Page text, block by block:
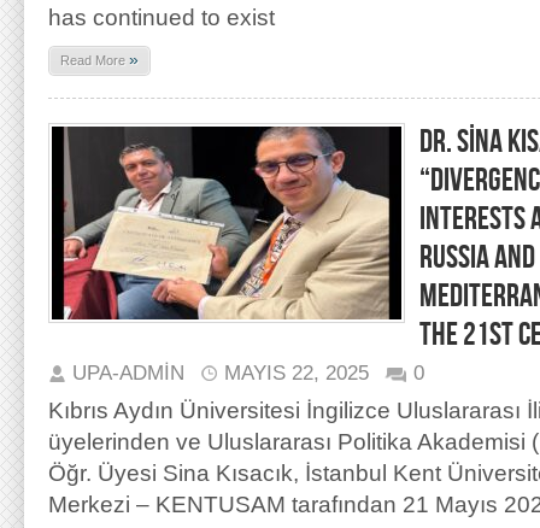
has continued to exist
Read More »
DR. SİNA
Interests
Russia
the 21st
UPA-ADMIN MAYIS 22, 2025 0
Kıbrıs Aydın Üniversitesi İngilizce Uluslararası
üyelerinden ve Uluslararası Politika Akademisi
Öğr. Üyesi Sina Kısacık, İstanbul Kent
Merkezi – KENTUSAM tarafından 21 Mayıs